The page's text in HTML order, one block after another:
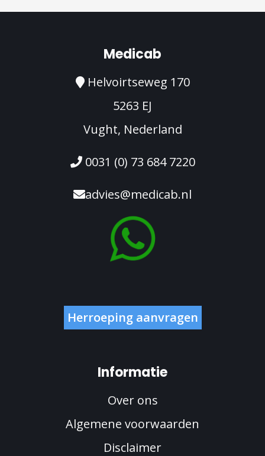
Medicab
Helvoirtseweg 170
5263 EJ
Vught, Nederland
0031 (0) 73 684 7220
advies@medicab.nl
Herroeping aanvragen
Informatie
Over ons
Algemene voorwaarden
Disclaimer